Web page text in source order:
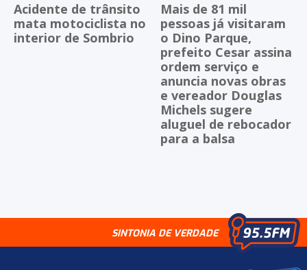
Acidente de trânsito
mata motociclista no
interior de Sombrio
Mais de 81 mil
pessoas já visitaram
o Dino Parque,
prefeito Cesar assina
ordem serviço e
anuncia novas obras
e vereador Douglas
Michels sugere
aluguel de rebocador
para a balsa
SINTONIA DE VERDADE